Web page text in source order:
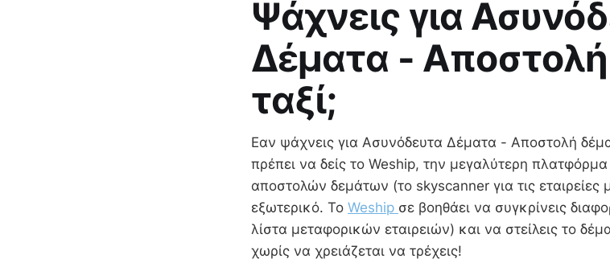
Ψάχνεις για
Δέματα -
ταξί;
Εαν ψάχνεις για Ασυνόδευτα Δέματα - Αποστολή
πρέπει να δείς το Weship, την μεγαλύτερη
αποστολών δεμάτων (το skyscanner για τις
εξωτερικό. Το Weship σε βοηθάει να συγκρίνεις
λίστα μεταφορικών εταιρειών) και να στείλεις το
χωρίς να χρειάζεται να τρέχεις!